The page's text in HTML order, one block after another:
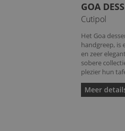
GOA
Cutipol
Het Goa
handgreep, is
en zeer
sobere
plezier hun
Meer